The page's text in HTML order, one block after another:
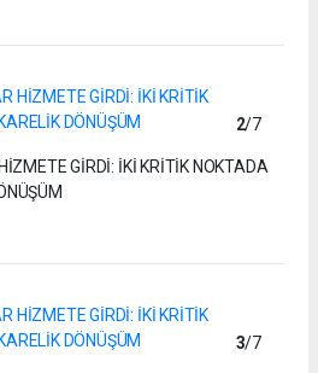
2/7
GİRDİ: İKİ KRİTİK NOKTADA
3/7